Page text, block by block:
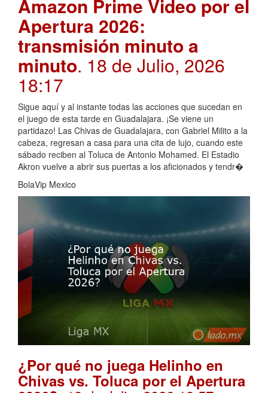
Amazon Prime Video por el
Apertura 2026:
transmisión minuto a
minuto. 18 de Julio, 2026
18:17
Sigue aquí y al instante todas las acciones que sucedan en
el juego de esta tarde en Guadalajara. ¡Se viene un
partidazo! Las Chivas de Guadalajara, con Gabriel Milito a la
cabeza, regresan a casa para una cita de lujo, cuando este
sábado reciben al Toluca de Antonio Mohamed. El Estadio
Akron vuelve a abrir sus puertas a los aficionados y tendr�
BolaVip Mexico
¿Por qué no juega Helinho en
Chivas vs. Toluca por el Apertura